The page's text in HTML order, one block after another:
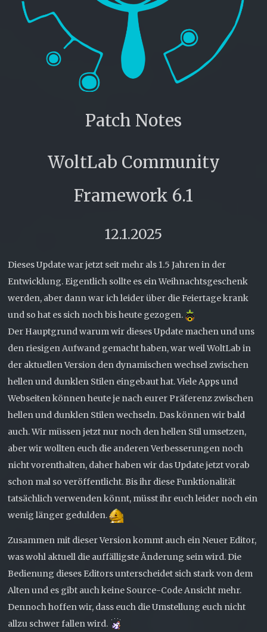
Patch Notes
WoltLab Community
Framework 6.1
12.1.2025
Dieses Update war jetzt seit mehr als 1.5 Jahren in der
Entwicklung. Eigentlich sollte es ein Weihnachtsgeschenk
werden, aber dann war ich leider über die Feiertage krank
und so hat es sich noch bis heute gezogen.
Der Hauptgrund warum wir dieses Update machen und uns
den riesigen Aufwand gemacht haben, war weil WoltLab in
der aktuellen Version den dynamischen wechsel zwischen
hellen und dunklen Stilen eingebaut hat. Viele Apps und
Webseiten können heute je nach eurer Präferenz zwischen
hellen und dunklen Stilen wechseln. Das können wirbald
auch. Wir müssen jetzt nur noch den hellen Stil umsetzen,
aber wir wollten euch die anderen Verbesserungen noch
nicht vorenthalten, daher haben wir das Update jetzt vorab
schon mal so veröffentlicht. Bis ihr diese Funktionalität
tatsächlich verwenden könnt, müsst ihr euch leider noch ein
wenig länger gedulden.
Zusammen mit dieser Version kommt auch ein Neuer Editor,
was wohl aktuell die auffälligste Änderung sein wird. Die
Bedienung dieses Editors unterscheidet sich stark von dem
Alten und es gibt auch keine Source-Code Ansicht mehr.
Dennoch hoffen wir, dass euch die Umstellung euch nicht
allzu schwer fallen wird.